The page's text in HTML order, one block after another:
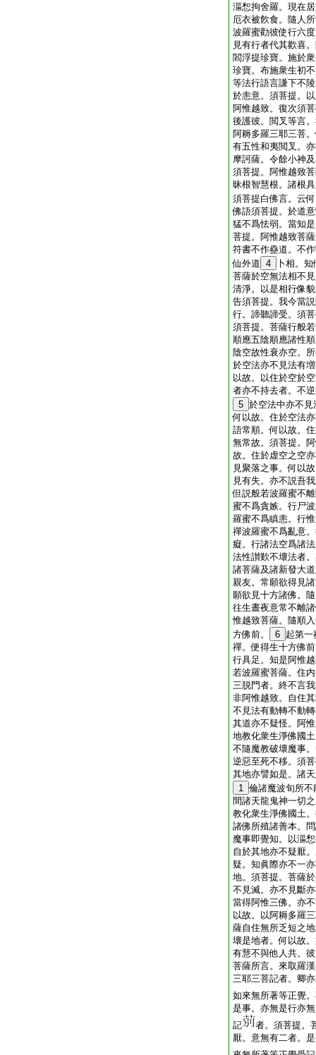
漚惒拘舍羅。現在
厄衣被飮食。隨人
波羅蜜勸彼使行六
見有行者代其歡喜
閻浮提珍寶。施於
珍寶。布施衆生初
等法行語言謙下不
於恚意。須菩提。
阿惟越致。復次須
後護彼。閲叉等言
阿耨多羅三耶三菩
有五性和夷閲叉。
摩訶薩。令餘小神
須菩提。阿惟越致
昧根智慧根。諸根
須菩提白佛言。云
佛語須菩提。於道
猛不爲怯弱。當知
菩提。阿惟越致菩
符書不作蠱道。不
仙外道 4
卜相。
菩薩於空無法相不
清淨。以是相行像
告須菩提。我今當
行。諦聽諦受。須
須菩提。菩薩行般
順應五陰順應諸性
陰空故性衰亦空。
於空法亦不見法有
以故。以住於空於
者亦不持去者。不
5 於空法中亦不
何以故。住於空法
語常順。何以故。
無常故。須菩提。
故。住於虚空之空
見聚落之事。何以
見有失。亦不説吾
但説般若波羅蜜不
蜜不爲貪嫉。行尸
羅蜜不爲瞋恚。行
禪波羅蜜不爲亂意
癡。行諸法空爲諸
法性讃歎不壞法者
諸菩薩及諸新發大
親友。常願欲得見
願欲見十方諸佛。
往生晝夜意常不離
惟越致菩薩。隨順
方佛前。
6 起第一
禪。便得生十方佛
行具足。知是阿惟
若波羅蜜菩薩。住
三脱門者。終不言
非阿惟越致。自住
不見法有動轉不動
其道亦不疑怪。阿
地教化衆生淨佛國
不隨魔教破壞魔事
逆惡至死不移。須
其地亦譬如是。諸
1 倫諸魔波旬所
間諸天龍鬼神一切
教化衆生淨佛國土
諸佛所殖諸善本。
魔事即覺知。以漚
自於其地亦不疑厭
疑。知眞際亦不一
地。須菩提。菩薩
不見滅。亦不見斷
當得阿惟三佛。亦
以故。以阿耨多羅
薩自住無所乏短之
壞是地者。何以故
有慧不與他人共。
菩薩所言。來取羅
三耶三菩記者。卿
如來無所著等正覺
是事。亦無是行亦
記
者。須菩提。
厭。意無有二者。